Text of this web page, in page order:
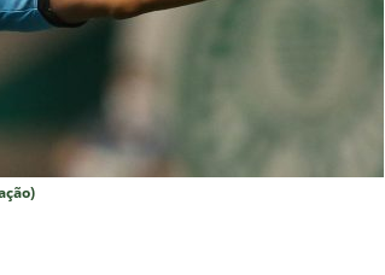
no Maracanã para o clássico contra o Vasco
— Oitavas Copa do Brasil 2026: Palpites, Odds e